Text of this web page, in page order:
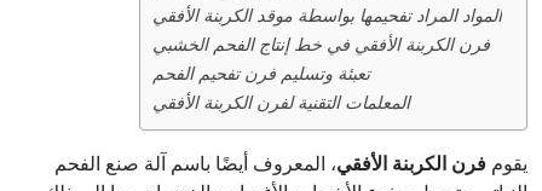
المواد المراد تفحيمها بواسطة موقد الكربنة الأفقي
فرن الكربنة الأفقي في خط إنتاج الفحم الخشبي
تعبئة وتسليم فرن تفحيم الفحم
المعلمات التقنية لفرن الكربنة الأفقي
يقوم فرن الكربنة الأفقي، المعروف أيضًا باسم آلة صنع الفحم